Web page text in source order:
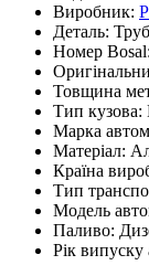
Виробник:
Деталь:
Номер Bosal:
Товщина
Тип кузова:
Марка
Матеріал:
Країна
Тип
Модель
Паливо:
Рік випуску